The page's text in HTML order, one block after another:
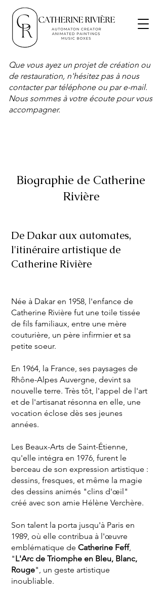
Que vous ayez un projet de création ou
de restauration, n'hésitez pas à nous
contacter par téléphone ou par e-mail.
Nous sommes à votre écoute pour vous
accompagner.
Biographie de Catherine
Rivière
De Dakar aux automates,
l'itinéraire artistique de
Catherine Rivière
Née à Dakar en 1958, l'enfance de
Catherine Rivière fut une toile tissée
de fils familiaux, entre une mère
couturière, un père infirmier et sa
petite soeur.
En 1964, la France, ses paysages de
Rhône-Alpes Auvergne, devint sa
nouvelle terre. Très tôt, l'appel de l'art
et de l'artisanat résonna en elle, une
vocation éclose dès ses jeunes
années.
Les Beaux-Arts de Saint-Étienne,
qu'elle intégra en 1976, furent le
berceau de son expression artistique :
dessins, fresques, et même la magie
des dessins animés "clins d'œil"
créé avec son amie Hélène Verchère.
Son talent la porta jusqu'à Paris en
1989, où elle contribua à l'œuvre
emblématique de Catherine Feff,
"L'Arc de Triomphe en Bleu, Blanc,
Rouge", un geste artistique
inoubliable.